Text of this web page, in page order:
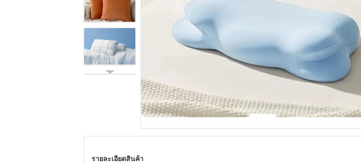
รายละเอียดสินค้า